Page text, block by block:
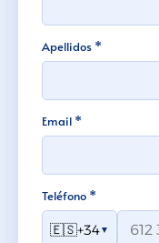
Apellidos *
Email *
Teléfono *
🇪🇸+34▼